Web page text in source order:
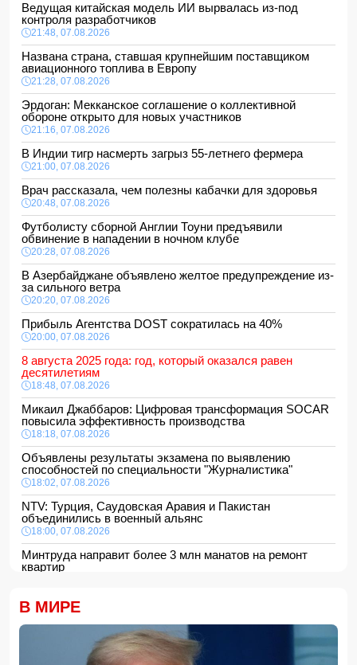
Ведущая китайская модель ИИ вырвалась из-под
контроля разработчиков
21:48, 07.08.2026
Названа страна, ставшая крупнейшим поставщиком
авиационного топлива в Европу
21:28, 07.08.2026
Эрдоган: Мекканское соглашение о коллективной
обороне открыто для новых участников
21:16, 07.08.2026
В Индии тигр насмерть загрыз 55-летнего фермера
21:00, 07.08.2026
Врач рассказала, чем полезны кабачки для здоровья
20:48, 07.08.2026
Футболисту сборной Англии Тоуни предъявили
обвинение в нападении в ночном клубе
20:28, 07.08.2026
В Азербайджане объявлено желтое предупреждение из-
за сильного ветра
20:20, 07.08.2026
Прибыль Агентства DOST сократилась на 40%
20:00, 07.08.2026
8 августа 2025 года: год, который оказался равен
десятилетиям
18:48, 07.08.2026
Микаил Джаббаров: Цифровая трансформация SOCAR
повысила эффективность производства
18:18, 07.08.2026
Объявлены результаты экзамена по выявлению
способностей по специальности "Журналистика"
18:02, 07.08.2026
NTV: Турция, Саудовская Аравия и Пакистан
объединились в военный альянс
18:00, 07.08.2026
Минтруда направит более 3 млн манатов на ремонт
квартир
Сформирована структура Совета по медиа и вещанию
Пожар в историческом здании в Баку потушен
16:16, 07.08.2026
В МИРЕ